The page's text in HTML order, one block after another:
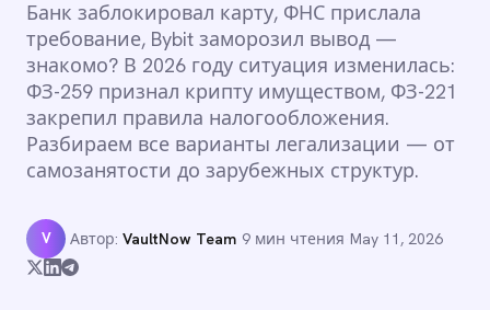
Банк заблокировал карту, ФНС прислала
требование, Bybit заморозил вывод —
знакомо? В 2026 году ситуация изменилась:
ФЗ-259 признал крипту имуществом, ФЗ-221
закрепил правила налогообложения.
Разбираем все варианты легализации — от
самозанятости до зарубежных структур.
V Автор: VaultNow Team 9 мин чтения May 11, 2026